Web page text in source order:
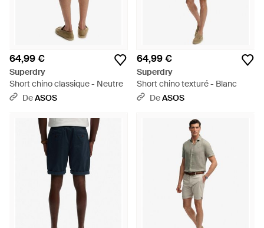
64,99 €
Superdry
Short chino classique - Neutre
DeASOS
64,99 €
Superdry
Short chino texturé - Blanc
DeASOS